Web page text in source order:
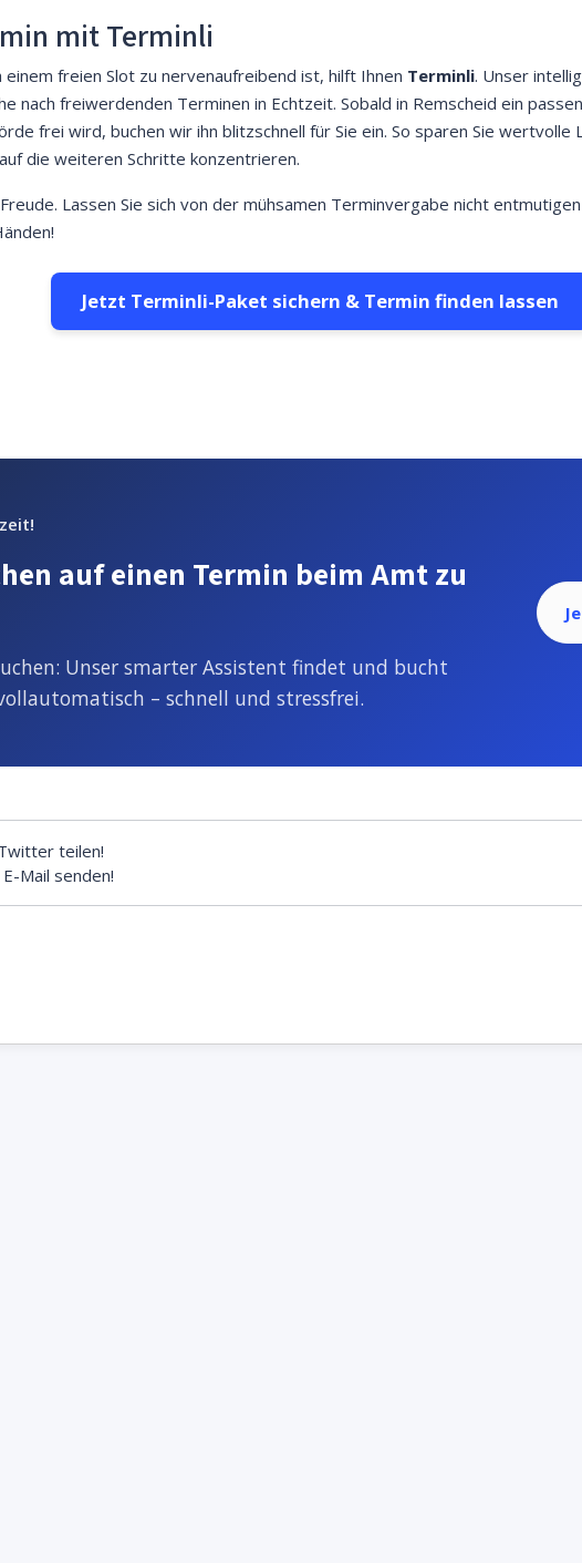
mit Terminli
einem freien Slot zu nervenaufreibend ist, hilft Ihnen Terminli. Unser
nach freiwerdenden Terminen in Echtzeit. Sobald in Remscheid ein
frei wird, buchen wir ihn blitzschnell für Sie ein. So sparen Sie
die weiteren Schritte konzentrieren.
Lassen Sie sich von der mühsamen Terminvergabe nicht
Jetzt Terminli-Paket sichern & Termin finden lassen
auf einen Termin beim Amt zu
Unser smarter Assistent findet und bucht
– schnell und stressfrei.
teilen!
Mail senden!